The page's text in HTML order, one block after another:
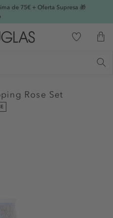
de 75€ + Oferta Supresa 🎁
Rose Set